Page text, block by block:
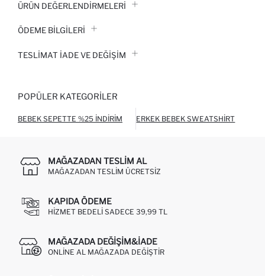
ÜRÜN DEĞERLENDİRMELERİ
ÖDEME BİLGİLERİ
TESLIMAT İADE VE DEĞIŞIM
POPÜLER KATEGORILER
BEBEK SEPETTE %25 İNDIRIM ERKEK BEBEK SWEATSHIRT
MAĞAZADAN TESLIM AL
MAĞAZADAN TESLIM ÜCRETSIZ
KAPIDA ÖDEME
HIZMET BEDELI SADECE 39,99 TL
MAĞAZADA DEĞIŞIM&İADE
ONLINE AL MAĞAZADA DEĞIŞTIR